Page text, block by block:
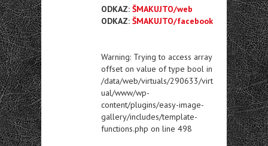
ODKAZ: ŠMAKUJTO/web
ODKAZ: ŠMAKUJTO/facebook
Warning: Trying to access array
offset on value of type bool in
/data/web/virtuals/290633/virt
ual/www/wp-
content/plugins/easy-image-
gallery/includes/template-
functions.php on line 498